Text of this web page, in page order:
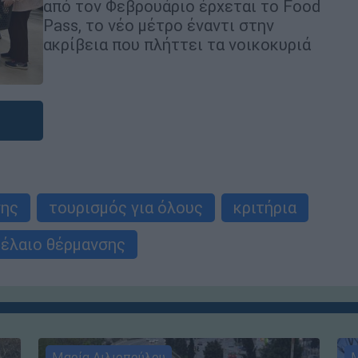
από τον Φεβρουάριο έρχεται το Food
Pass, το νέο μέτρο έναντι στην
ακρίβεια που πλήττει τα νοικοκυριά
τουρισμός για όλους
κριτήρια
θέρμανσης